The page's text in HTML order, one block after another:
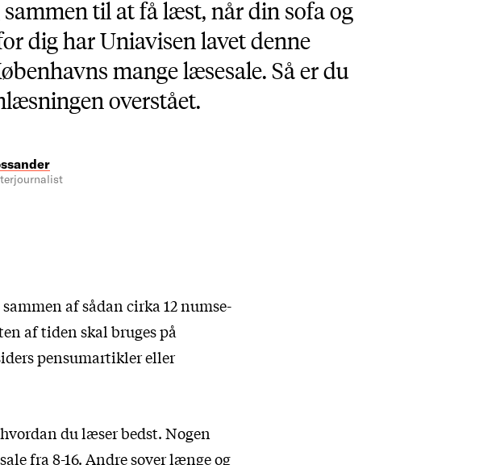
til at få læst, når din sofa og
dig har Uniavisen lavet denne
mange læsesale. Så er du
overstået.
af sådan cirka 12 numse-
af tiden skal bruges på
pensumartikler eller
du læser bedst. Nogen
fra 8-16. Andre sover længe og